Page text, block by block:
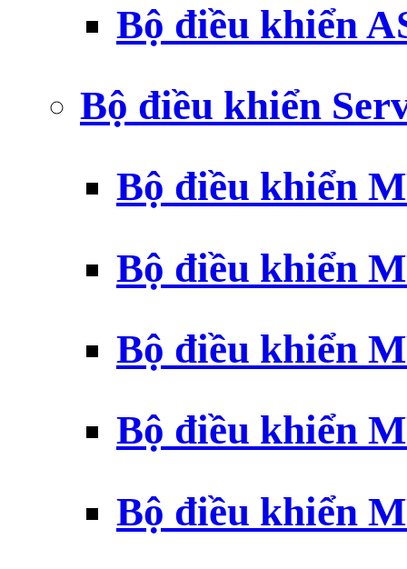
Bộ điều khiển
Bộ điều khiển
Bộ điều khiển
Bộ điều khiển
Bộ điều khiển
Bộ điều khiển
Bộ điều khiển